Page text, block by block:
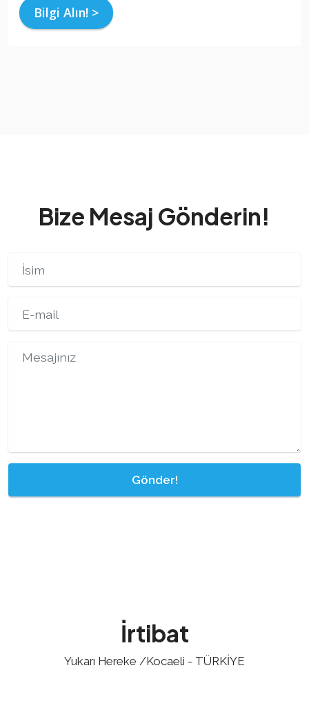
Bilgi Alın! >
Bize Mesaj Gönderin!
Gönder!
İrtibat
Yukarı Hereke /Kocaeli - TÜRKİYE